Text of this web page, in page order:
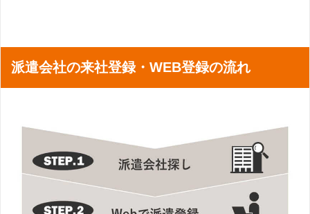
派遣会社の来社登録・WEB登録の流れ